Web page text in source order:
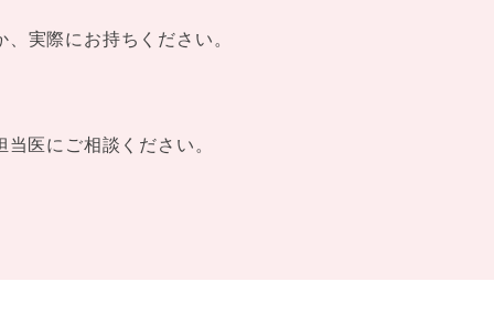
実際にお持ちください。
医にご相談ください。